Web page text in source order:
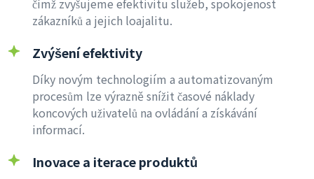
čímž zvyšujeme efektivitu služeb, spokojenost
zákazníků a jejich loajalitu.
Zvýšení efektivity
Díky novým technologiím a automatizovaným
procesům lze výrazně snížit časové náklady
koncových uživatelů na ovládání a získávání
informací.
Inovace a iterace produktů